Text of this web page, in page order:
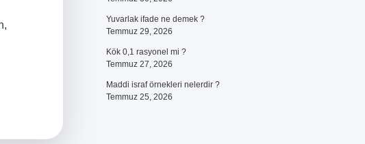
Yuvarlak ifade ne demek ?
Temmuz 29, 2026
Kök 0,1 rasyonel mi ?
Temmuz 27, 2026
Maddi israf örnekleri nelerdir ?
Temmuz 25, 2026